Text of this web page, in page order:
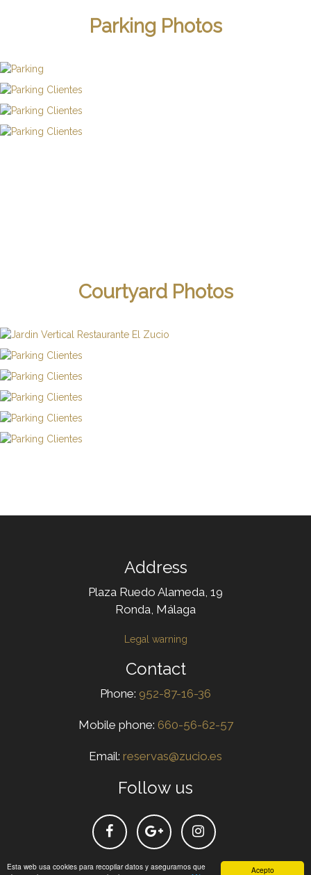
Acepto
Esta web usa cookies para recopilar datos y asegurarnos que
Parking Photos
Courtyard Photos
Address
Plaza Ruedo Alameda, 19
Ronda, Málaga
Legal warning
Contact
Phone: 952-87-16-36
Mobile phone: 660-56-62-57
Email: reservas@zucio.es
Follow us